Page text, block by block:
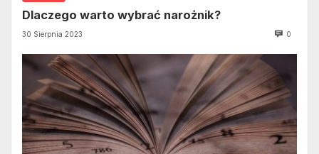
Dlaczego warto wybrać narożnik?
30 Sierpnia 2023 0